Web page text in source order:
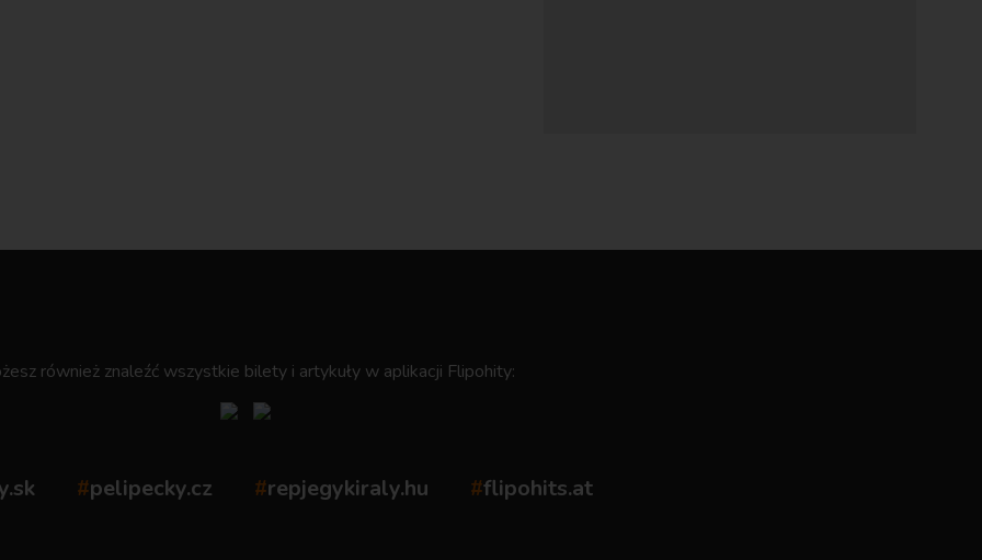
również znaleźć wszystkie bilety i artykuły w aplikacji Flipohity:
#pelipecky.cz #repjegykiraly.hu #flipohits.at